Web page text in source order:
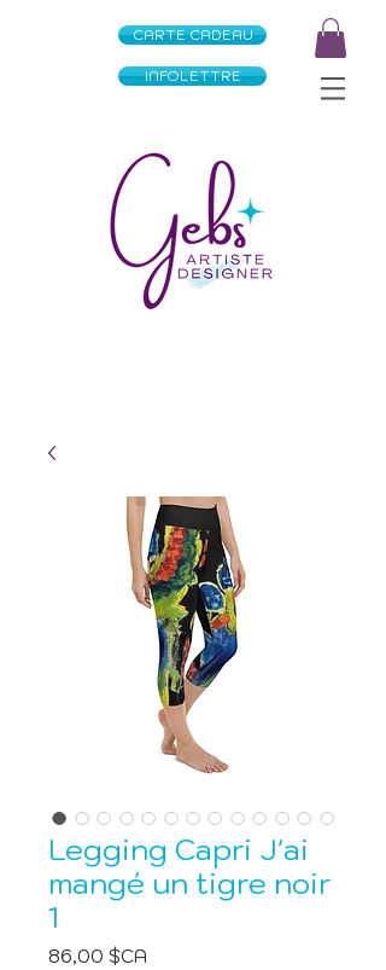
CARTE CADEAU
INFOLETTRE
Legging Capri J'ai
mangé un tigre noir
1
86,00 $CA